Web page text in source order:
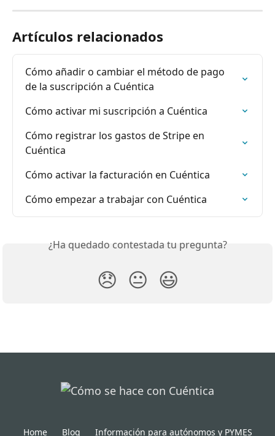
Artículos relacionados
Cómo añadir o cambiar el método de pago
de la suscripción a Cuéntica
Cómo activar mi suscripción a Cuéntica
Cómo registrar los gastos de Stripe en
Cuéntica
Cómo activar la facturación en Cuéntica
Cómo empezar a trabajar con Cuéntica
¿Ha quedado contestada tu pregunta?
😞 😐 😃
Home Blog Información para autónomos y PYMES